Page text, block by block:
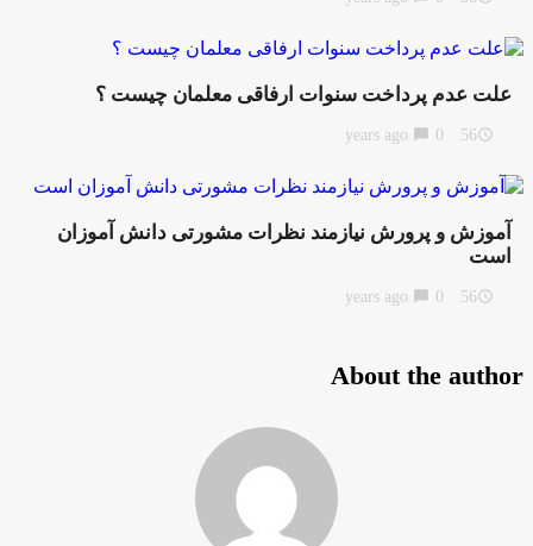
علت عدم پرداخت سنوات ارفاقی معلمان چیست ؟
access_time
56 years ago
chat_bubble
آموزش و پرورش نیازمند نظرات مشورتی دانش آموزان
است
access_time
56 years ago
chat_bubble
About the author